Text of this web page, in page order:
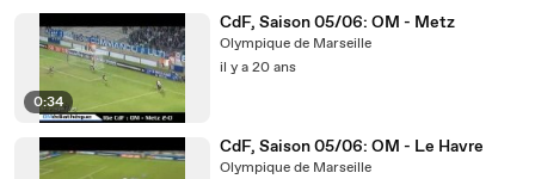
0:34
CdF, Saison 05/06: OM - Metz
Olympique de Marseille
il y a 20 ans
CdF, Saison 05/06: OM - Le Havre
Olympique de Marseille